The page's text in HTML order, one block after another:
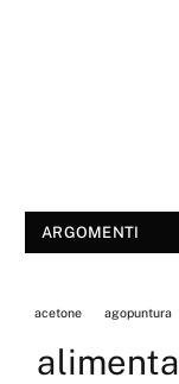
ARGOMENTI
acetone agopuntura